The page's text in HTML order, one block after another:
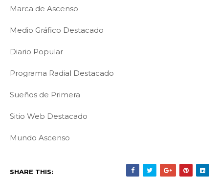
Marca de Ascenso
Medio Gráfico Destacado
Diario Popular
Programa Radial Destacado
Sueños de Primera
Sitio Web Destacado
Mundo Ascenso
SHARE THIS: